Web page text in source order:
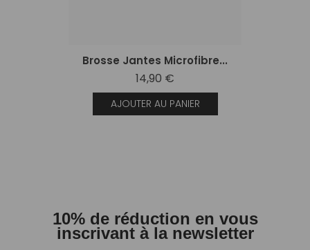
Brosse Jantes Microfibre...
14,90 €
AJOUTER AU PANIER
10% de réduction en vous
inscrivant à la newsletter